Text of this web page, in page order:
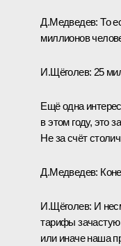
Д.Медведев:То
миллионов
И.Щёголев: 25
Ещё одна
в этом году, это
Не за счёт
Д.Медведев:
И.Щёголев: И
тарифы зачастую
или иначе наша